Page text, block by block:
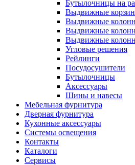
Бутылочницы на
Выдвижные
Выдвижные
Выдвижные
Bыдвижные
Угловые решения
Рейлинги
Посудосушители
Бутылочницы
Аксессуары
Шины и навесы
Мебельная фурнитура
Дверная фурнитура
Кухонные аксессуары
Системы освещения
Контакты
Каталоги
Сервисы